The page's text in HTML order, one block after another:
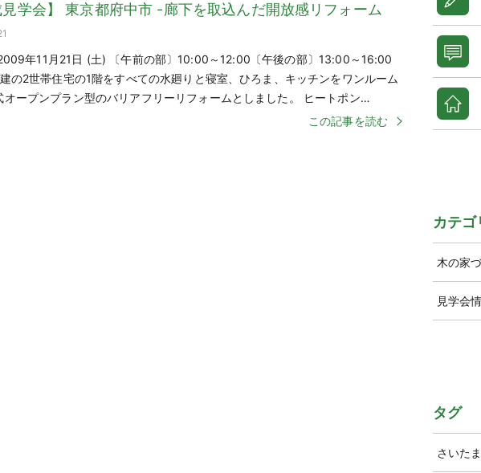
学会】 東京都府中市 -廊下を取込んだ開放感リフォーム
年11月21日 (土) 〔午前の部〕10:00～12:00〔午後の部〕13:00～16:00
の2世帯住宅の1階をすべての水廻りと寝室、ひろま、キッチンをワンルーム
オープンプラン型のバリアフリーリフォームとしました。 ヒートポン…
この記事を読む
カテゴ
木の家
見学会
タグ
さいた